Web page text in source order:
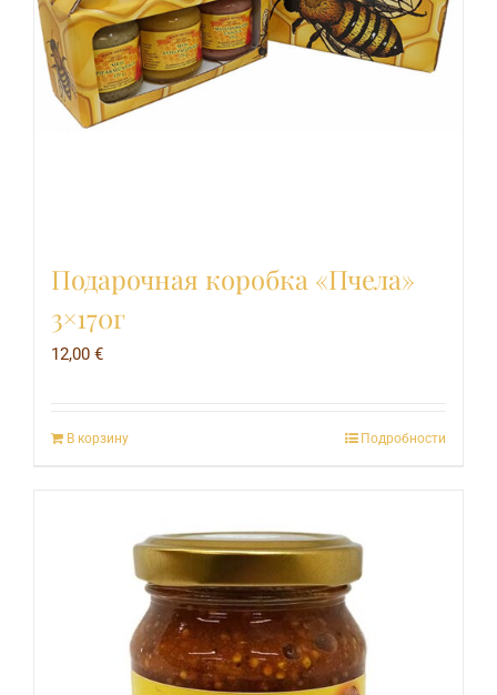
Подарочная коробка «Пчела»
3×170г
12,00 €
В корзину Подробности